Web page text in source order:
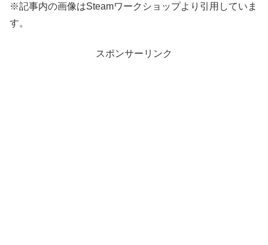
※記事内の画像はSteamワークショップより引用していま
す。
スポンサーリンク